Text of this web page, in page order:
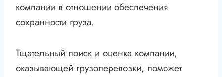
компании в отношении обеспечения
сохранности груза.
Тщательный поиск и оценка компании,
оказывающей грузоперевозки, поможет